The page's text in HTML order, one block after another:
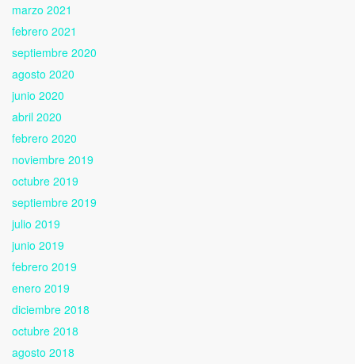
marzo 2021
febrero 2021
septiembre 2020
agosto 2020
junio 2020
abril 2020
febrero 2020
noviembre 2019
octubre 2019
septiembre 2019
julio 2019
junio 2019
febrero 2019
enero 2019
diciembre 2018
octubre 2018
agosto 2018